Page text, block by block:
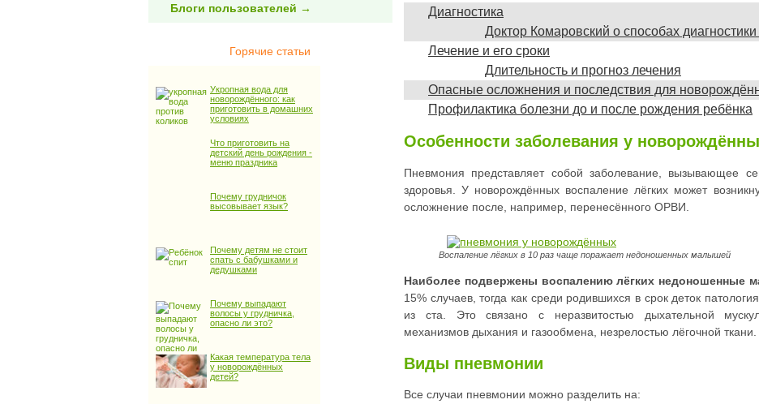
Блоги пользователей →
Горячие статьи
Укропная вода для
новорождённого: как
приготовить в домашних
условиях
Что приготовить на
детский день рождения -
меню праздника
Почему грудничок
высовывает язык?
Почему детям не стоит
спать с бабушками и
дедушками
Почему выпадают
волосы у грудничка,
опасно ли это?
Какая температура тела
у новорождённых
детей?
Диагностика
Доктор Комаровский о способах
Лечение и его сроки
Длительность и прогноз лечения
Опасные осложнения и последствия для
Профилактика болезни до и после рождения ребёнка
Особенности заболевания у
Пневмония представляет собой заболевание, вызывающее
здоровья. У новорождённых воспаление лёгких может
осложнение после, например, перенесённого ОРВИ.
Воспаление лёгких в 10 раз чаще поражает недоношенных малышей
Наиболее подвержены воспалению лёгких недоношенные
15% случаев, тогда как среди родившихся в срок деток
из ста. Это связано с неразвитостью дыхательной
механизмов дыхания и газообмена, незрелостью лёгочной ткани.
Виды пневмонии
Все случаи пневмонии можно разделить на: